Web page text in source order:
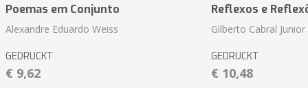
Poemas em Conjunto
Alexandre Eduardo Weiss
GEDRUCKT
€ 9,62
Reflexos e
Gilberto Cabral Junior
GEDRUCKT
€ 10,48